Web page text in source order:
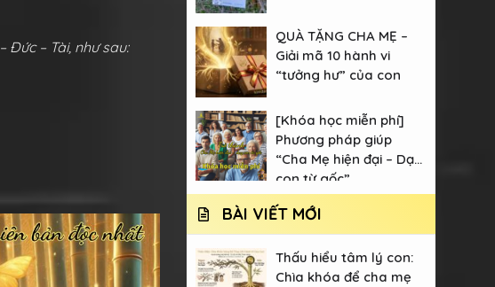
Đức – Tài, như sau:
QUÀ TẶNG CHA MẸ –
Giải mã 10 hành vi
“tưởng hư” của con
[Khóa học miễn phí]
Phương pháp giúp
“Cha Mẹ hiện đại – Dạy
con từ gốc”
BÀI VIẾT MỚI
Thấu hiểu tâm lý con:
Chìa khóa để cha mẹ